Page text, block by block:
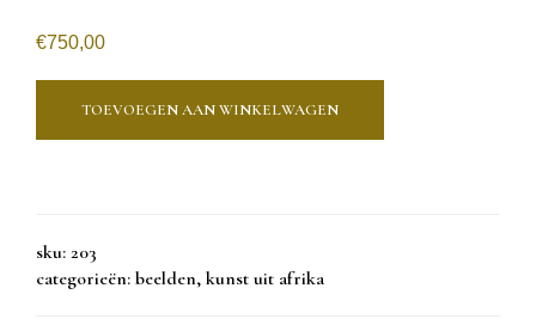
€750,00
TOEVOEGEN AAN WINKELWAGEN
sku: 203
categorieën: beelden, kunst uit afrika